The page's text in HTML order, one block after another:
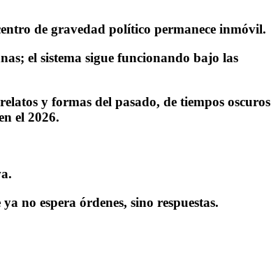
de gravedad político permanece inmóvil.
el sistema sigue funcionando bajo las
y formas del pasado, de tiempos oscuros
el 2026.
no espera órdenes, sino respuestas.